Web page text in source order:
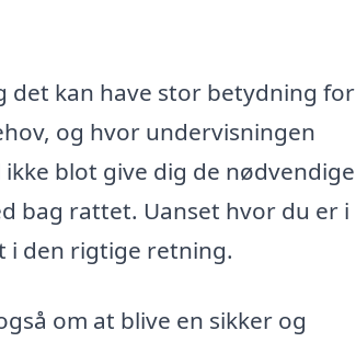
det kan have stor betydning for
og hvor undervisningen
blot give dig de nødvendige
bag rattet. Uanset hvor du er i
i den rigtige retning.
om at blive en sikker og